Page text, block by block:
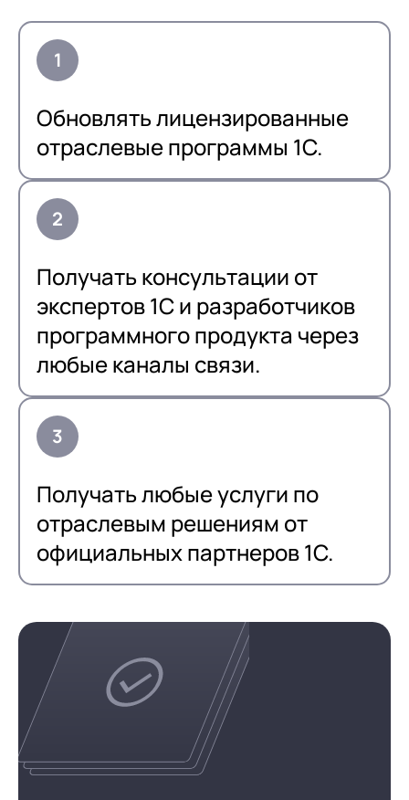
Обновлять лицензированные
отраслевые программы 1С.
Получать консультации от
экспертов 1С и разработчиков
программного продукта через
любые каналы связи.
Получать любые услуги по
отраслевым решениям от
официальных партнеров 1С.